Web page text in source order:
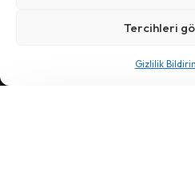
Tercihleri
Gizlilik
Ayrım, 2024 - İletişim:
künye